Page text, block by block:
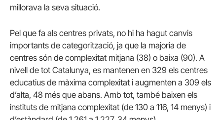
millorava la seva situació.
Pel que fa als centres privats, no hi ha hagut canvis
importants de categorització, ja que la majoria de
centres són de complexitat mitjana (38) o baixa (90). A
nivell de tot Catalunya, es mantenen en 329 els centres
educatius de màxima complexitat i augmenten a 309 els
d’alta, 48 més que abans. Amb tot, també baixen els
instituts de mitjana complexitat (de 130 a 116, 14 menys) i